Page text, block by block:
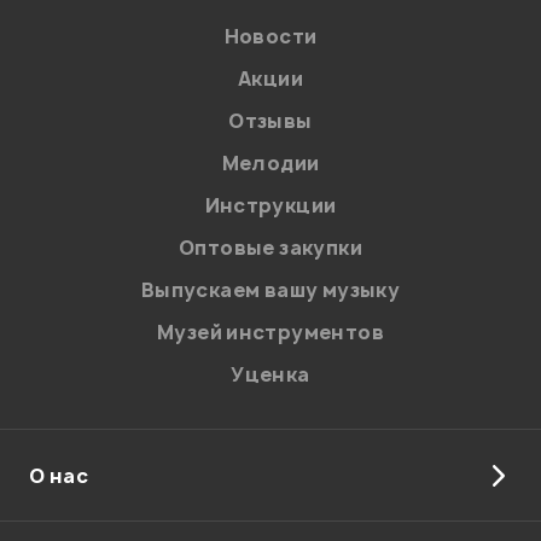
на обработку персональных данных в
Политикой в отношении обработки
персональных данных.
Введите проверочное число:
Отправить
Новости
Акции
Отзывы
Мелодии
Инструкции
Оптовые закупки
Выпускаем вашу музыку
Музей инструментов
Уценка
О нас